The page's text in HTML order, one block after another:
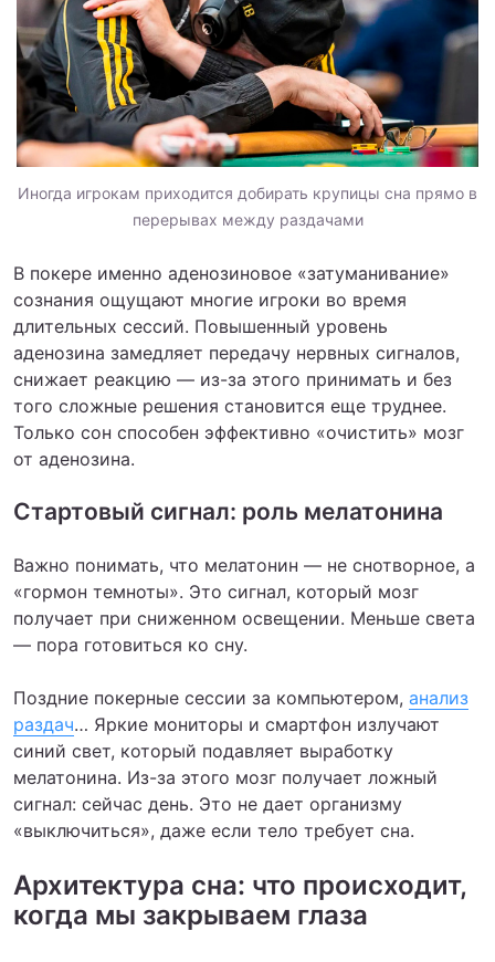
Иногда игрокам приходится добирать крупицы сна прямо в
перерывах между раздачами
В покере именно аденозиновое «затуманивание»
сознания ощущают многие игроки во время
длительных сессий. Повышенный уровень
аденозина замедляет передачу нервных сигналов,
снижает реакцию — из-за этого принимать и без
того сложные решения становится еще труднее.
Только сон способен эффективно «очистить» мозг
от аденозина.
Стартовый сигнал: роль мелатонина
Важно понимать, что мелатонин — не снотворное, а
«гормон темноты». Это сигнал, который мозг
получает при сниженном освещении. Меньше света
— пора готовиться ко сну.
Поздние покерные сессии за компьютером, анализ
раздач… Яркие мониторы и смартфон излучают
синий свет, который подавляет выработку
мелатонина. Из-за этого мозг получает ложный
сигнал: сейчас день. Это не дает организму
«выключиться», даже если тело требует сна.
Архитектура сна: что происходит,
когда мы закрываем глаза